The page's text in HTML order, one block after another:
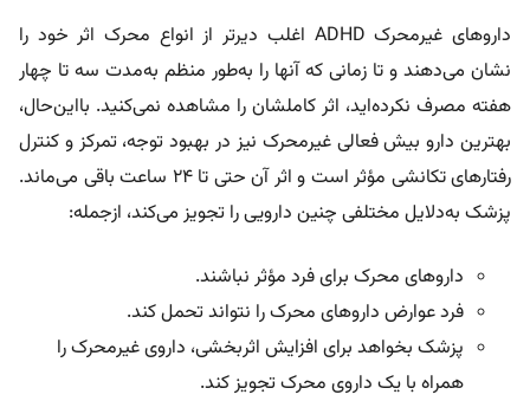
داروهای غیرمحرک ADHD اغلب دیرتر از انواع محرک اثر خود را
نشان می‌دهند و تا زمانی که آنها را به‌طور منظم به‌مدت سه تا چهار
هفته مصرف نکرده‌اید، اثر کاملشان را مشاهده نمی‌کنید. بااین‌حال،
بهترین دارو بیش فعالی غیرمحرک نیز در بهبود توجه، تمرکز و کنترل
رفتارهای تکانشی مؤثر است و اثر آن حتی تا ۲۴ ساعت باقی می‌ماند.
پزشک به‌دلایل مختلفی چنین دارویی را تجویز می‌کند، ازجمله:
داروهای محرک برای فرد مؤثر نباشند.
فرد عوارض داروهای محرک را نتواند تحمل کند.
پزشک بخواهد برای افزایش اثربخشی، داروی غیرمحرک را
همراه با یک داروی محرک تجویز کند.